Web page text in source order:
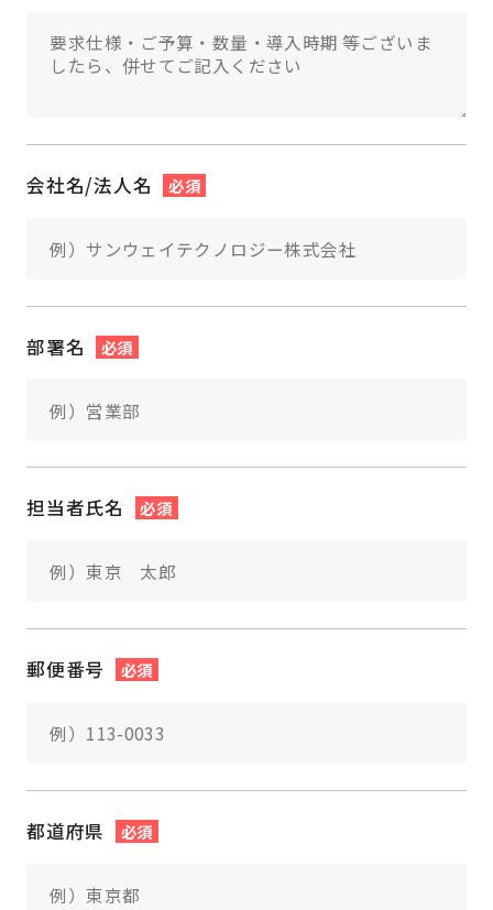
会社名/法人名 必須
部署名 必須
担当者氏名 必須
郵便番号 必須
都道府県 必須